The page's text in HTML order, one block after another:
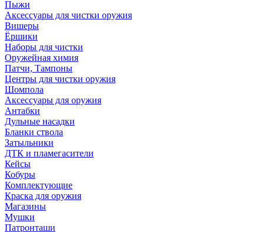
Пыжи
Аксессуары для чистки оружия
Вишеры
Ёршики
Наборы для чистки
Оружейная химия
Патчи, Тампоны
Центры для чистки оружия
Шомпола
Аксессуары для оружия
Антабки
Дульные насадки
Бланки ствола
Затыльники
ДТК и пламегасители
Кейсы
Кобуры
Комплектующие
Краска для оружия
Магазины
Мушки
Патронташи